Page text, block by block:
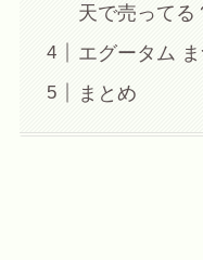
天で売ってる
エグータム
まとめ